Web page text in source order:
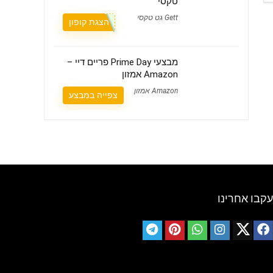
Gett גט טקסי הצגת קופון
מבצעי Prime Day פריים דיי –
Amazon אמזון
Amazon אמזון צפייה במבצע
עקבו אחרינו